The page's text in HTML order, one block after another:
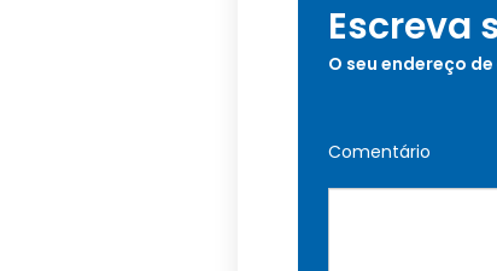
Escreva
O seu endereço
Comentário